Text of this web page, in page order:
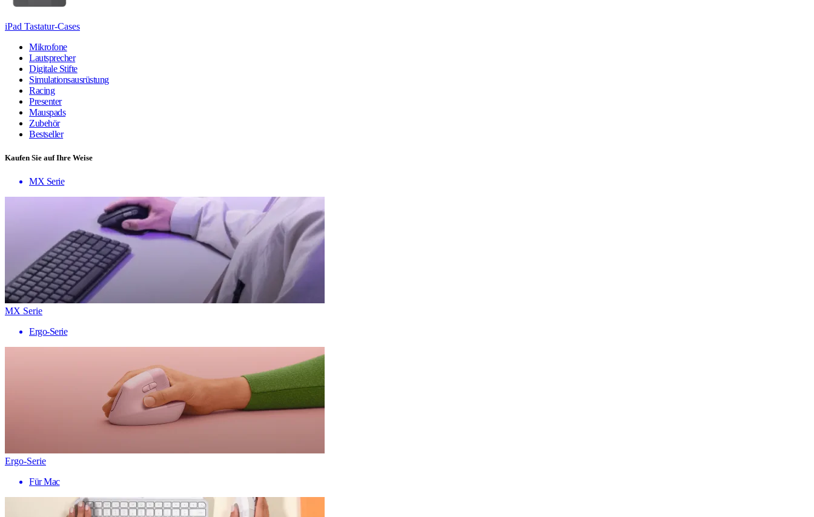
iPad Tastatur-Cases
Mikrofone
Lautsprecher
Digitale Stifte
Simulationsausrüstung
Racing
Presenter
Mauspads
Zubehör
Bestseller
Kaufen Sie auf Ihre Weise
MX Serie
MX Serie
Ergo-Serie
Ergo-Serie
Für Mac